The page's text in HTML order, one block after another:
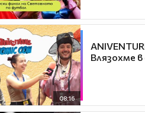
08:16
Влязохме